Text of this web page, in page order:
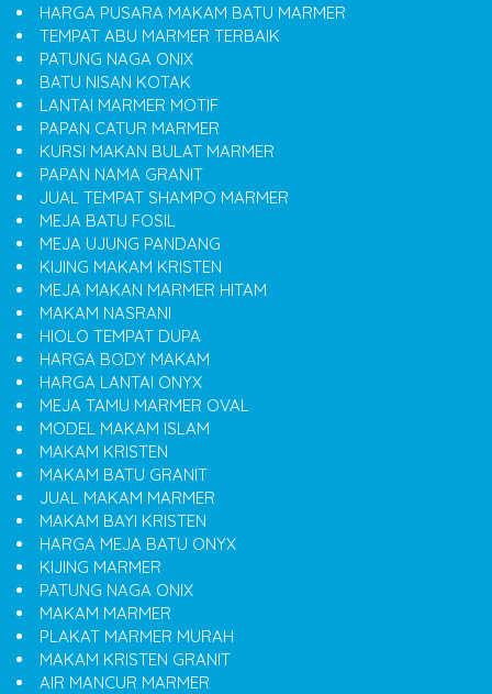
HARGA PUSARA MAKAM BATU MARMER
TEMPAT ABU MARMER TERBAIK
PATUNG NAGA ONIX
BATU NISAN KOTAK
LANTAI MARMER MOTIF
PAPAN CATUR MARMER
KURSI MAKAN BULAT MARMER
PAPAN NAMA GRANIT
JUAL TEMPAT SHAMPO MARMER
MEJA BATU FOSIL
MEJA UJUNG PANDANG
KIJING MAKAM KRISTEN
MEJA MAKAN MARMER HITAM
MAKAM NASRANI
HIOLO TEMPAT DUPA
HARGA BODY MAKAM
HARGA LANTAI ONYX
MEJA TAMU MARMER OVAL
MODEL MAKAM ISLAM
MAKAM KRISTEN
MAKAM BATU GRANIT
JUAL MAKAM MARMER
MAKAM BAYI KRISTEN
HARGA MEJA BATU ONYX
KIJING MARMER
PATUNG NAGA ONIX
MAKAM MARMER
PLAKAT MARMER MURAH
MAKAM KRISTEN GRANIT
AIR MANCUR MARMER